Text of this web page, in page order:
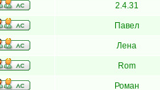
2.4.31
Павел
Лена
Rom
Роман